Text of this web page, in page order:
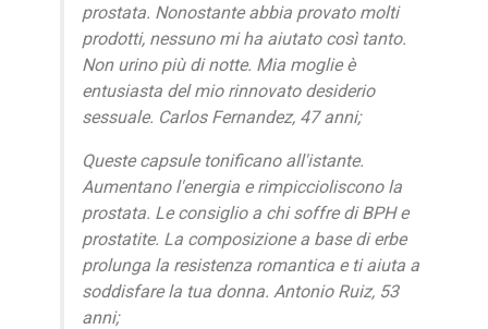
prostata. Nonostante abbia provato molti
prodotti, nessuno mi ha aiutato così tanto.
Non urino più di notte. Mia moglie è
entusiasta del mio rinnovato desiderio
sessuale. Carlos Fernandez, 47 anni;
Queste capsule tonificano all'istante.
Aumentano l'energia e rimpiccioliscono la
prostata. Le consiglio a chi soffre di BPH e
prostatite. La composizione a base di erbe
prolunga la resistenza romantica e ti aiuta a
soddisfare la tua donna. Antonio Ruiz, 53
anni;